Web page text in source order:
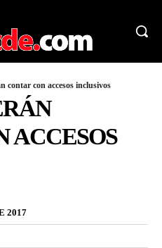
contar con accesos inclusivos
ACCESOS
2017